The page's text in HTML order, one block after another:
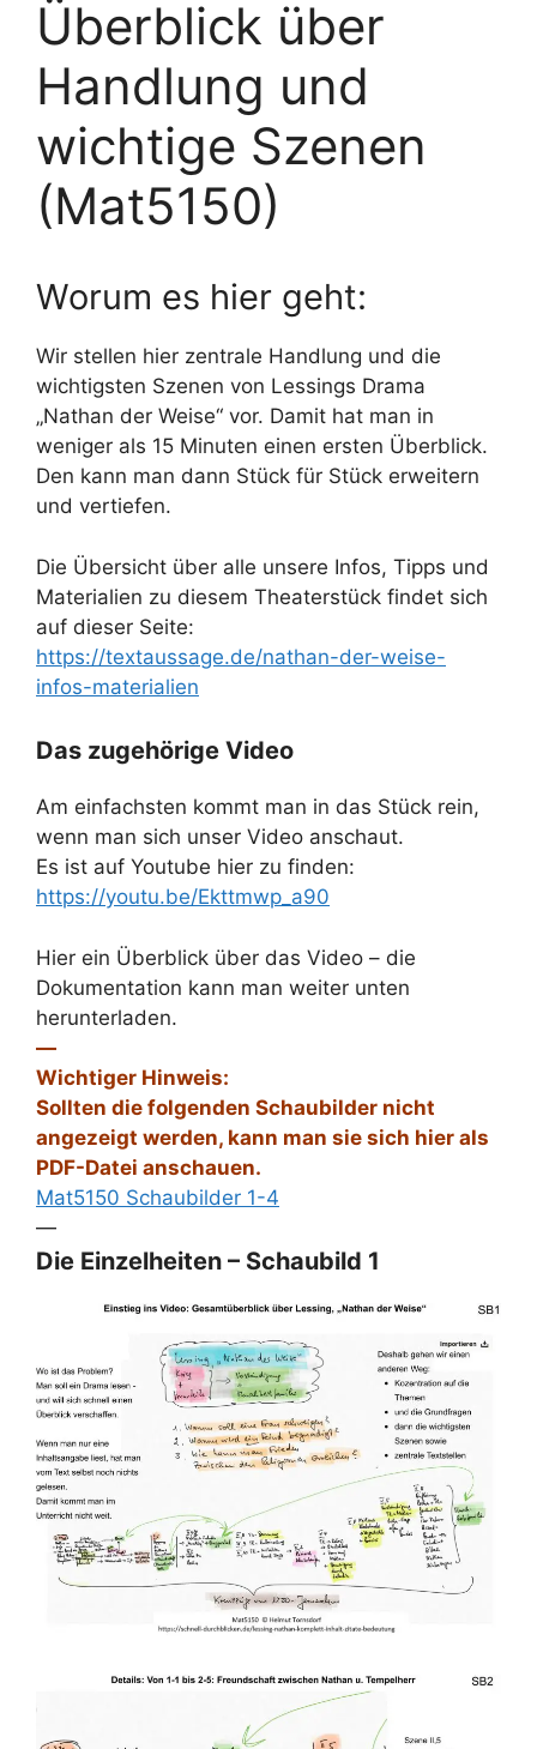
Überblick über
Handlung und
wichtige Szenen
(Mat5150)
Worum es hier geht:
Wir stellen hier zentrale Handlung und die
wichtigsten Szenen von Lessings Drama
„Nathan der Weise“ vor. Damit hat man in
weniger als 15 Minuten einen ersten Überblick.
Den kann man dann Stück für Stück erweitern
und vertiefen.
Die Übersicht über alle unsere Infos, Tipps und
Materialien zu diesem Theaterstück findet sich
auf dieser Seite:
https://textaussage.de/nathan-der-weise-
infos-materialien
Das zugehörige Video
Am einfachsten kommt man in das Stück rein,
wenn man sich unser Video anschaut.
Es ist auf Youtube hier zu finden:
https://youtu.be/Ekttmwp_a90
Hier ein Überblick über das Video – die
Dokumentation kann man weiter unten
herunterladen.
—
Wichtiger Hinweis:
Sollten die folgenden Schaubilder nicht
angezeigt werden, kann man sie sich hier als
PDF-Datei anschauen.
Mat5150 Schaubilder 1-4
—
Die Einzelheiten – Schaubild 1